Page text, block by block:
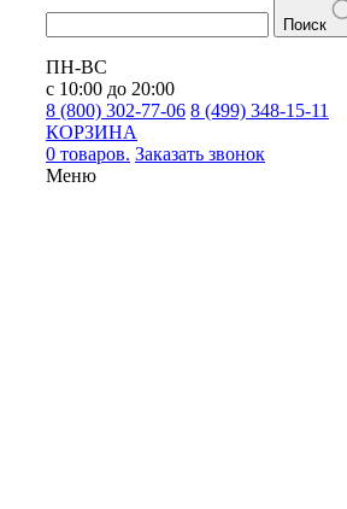
Поиск
ПН-ВС
с 10:00 до 20:00
8 (800) 302-77-06 8 (499) 348-15-11
КОРЗИНА
0 товаров. Заказать звонок
Меню